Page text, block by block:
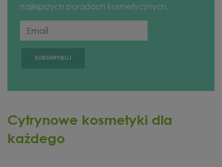
najlepszych poradach kosmetycznych.
Cytrynowe kosmetyki dla
każdego